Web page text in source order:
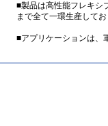
■製品は高性能フレキシ
まで全て一環生産して
■アプリケーションは、